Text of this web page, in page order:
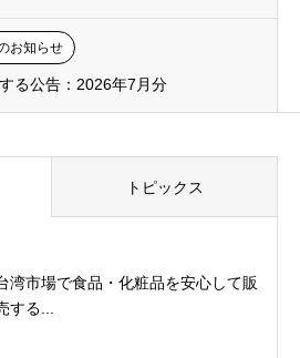
お知らせ
る公告：2026年7月分
トピックス
湾市場で食品・化粧品を安心して販
する...